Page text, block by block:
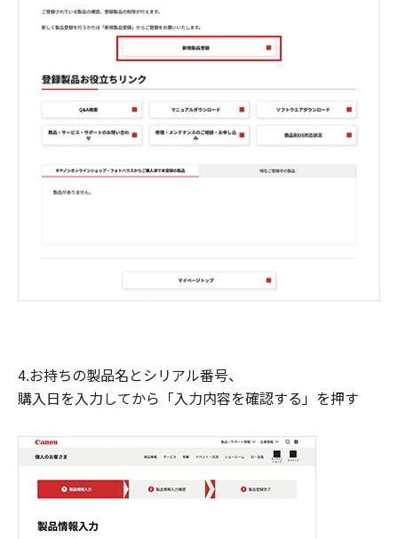
4.お持ちの製品名とシリアル番号、
購入日を入力してから「入力内容を確認する」を押す